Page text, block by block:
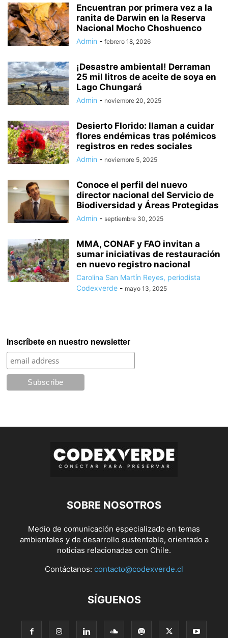
Encuentran por primera vez a la
ranita de Darwin en la Reserva
Nacional Mocho Choshuenco
Admin - febrero 18, 2026
¡Desastre ambiental! Derraman
25 mil litros de aceite de soya en
Lago Chungará
Admin - noviembre 20, 2025
Desierto Florido: llaman a cuidar
flores endémicas tras polémicos
registros en redes sociales
Admin - noviembre 5, 2025
Conoce el perfil del nuevo
director nacional del Servicio de
Biodiversidad y Áreas Protegidas
Admin - septiembre 30, 2025
MMA, CONAF y FAO invitan a
sumar iniciativas de restauración
en nuevo registro nacional
Carolina San Martín Reyes, periodista
Codexverde - mayo 13, 2025
Inscríbete en nuestro newsletter
SOBRE NOSOTROS
Medio de comunicación especializado en temas
ambientales y de desarrollo sustentable, orientado a
noticias relacionadas con Chile.
Contáctanos: contacto@codexverde.cl
SÍGUENOS